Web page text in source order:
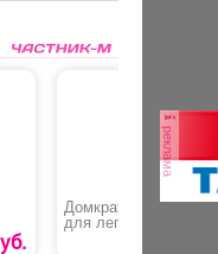
Домкрат подкатной
для легковых а/м в
кейсе «Stayer-R-28 Red
реклама